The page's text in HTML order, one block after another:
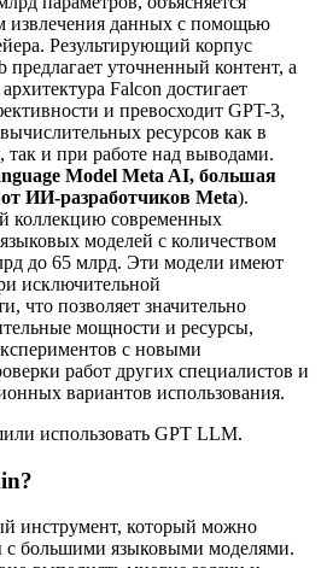
извлечения данных с помощью
Результирующий корпус
предлагает уточненный контент, а
Falcon достигает
и превосходит GPT-3,
ресурсов как в
так и при работе над выводами.
Model Meta AI, большая
ИИ-разработчиков Meta).
коллекцию современных
моделей с количеством
до 65 млрд. Эти модели имеют
исключительной
что позволяет значительно
мощности и ресурсы,
с новыми
работ других специалистов и
вариантов использования.
использовать GPT LLM.
инструмент, который можно
с большими языковыми моделями.